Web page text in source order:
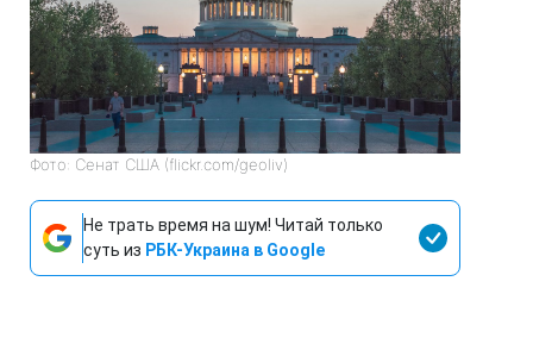
Фото: Сенат США (flickr.com/geoliv)
Не трать время на шум! Читай только
суть из РБК-Украина в Google